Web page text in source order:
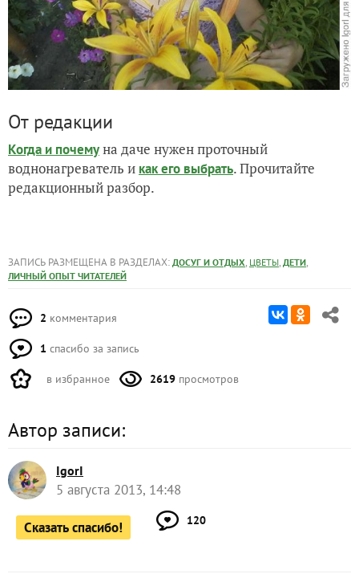
От редакции
Когда и почемуна даче нужен проточный
воднонагреватель и как его выбрать. Прочитайте
редакционный разбор.
ЗАПИСЬ РАЗМЕЩЕНА В РАЗДЕЛАХ: ДОСУГ И ОТДЫХ, ЦВЕТЫ, ДЕТИ,
ЛИЧНЫЙ ОПЫТ ЧИТАТЕЛЕЙ
2 комментария
1 спасибо за запись
в избранное 2619 просмотров
Автор записи:
IgorI
5 августа 2013, 14:48
Сказать спасибо! 120